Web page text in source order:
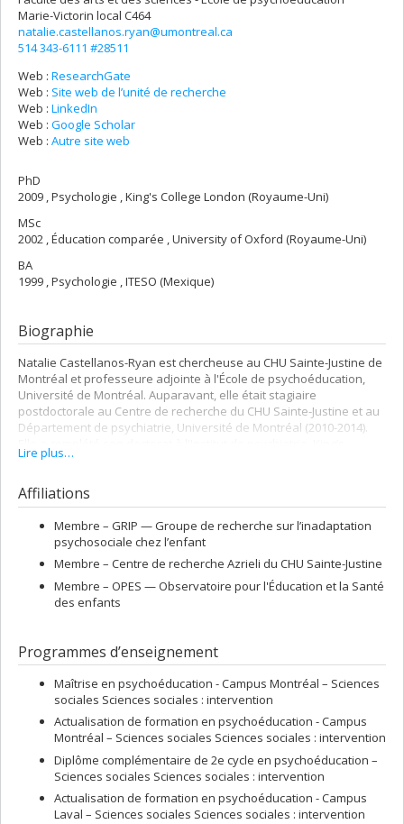
Marie-Victorin local C464
natalie.castellanos.ryan@umontreal.ca
514 343-6111 #28511
Web : ResearchGate
Web : Site web de l’unité de recherche
Web : LinkedIn
Web : Google Scholar
Web : Autre site web
PhD
2009 , Psychologie , King's College London (Royaume-Uni)
MSc
2002 , Éducation comparée , University of Oxford (Royaume-Uni)
BA
1999 , Psychologie , ITESO (Mexique)
Biographie
Natalie Castellanos-Ryan est chercheuse au CHU Sainte-Justine de
Montréal et professeure adjointe à l'École de psychoéducation,
Université de Montréal. Auparavant, elle était stagiaire
postdoctorale au Centre de recherche du CHU Sainte-Justine et au
Département de psychiatrie, Université de Montréal (2010-2014).
College London (2009), où une grande partie de son travail était
les facteurs de risque de la personnalité pour la prévention ou
l’intervention précoce de la consommation de drogues et d'autres
problèmes de comportement à l'adolescence.
Lire plus…
Affiliations
Membre – GRIP — Groupe de recherche sur l’inadaptation
psychosociale chez l’enfant
Membre – Centre de recherche Azrieli du CHU Sainte-Justine
Membre – OPES — Observatoire pour l'Éducation et la Santé
des enfants
Programmes d’enseignement
Maîtrise en psychoéducation - Campus Montréal – Sciences
sociales Sciences sociales : intervention
Actualisation de formation en psychoéducation - Campus
Montréal – Sciences sociales Sciences sociales : intervention
Diplôme complémentaire de 2e cycle en psychoéducation –
Sciences sociales Sciences sociales : intervention
Actualisation de formation en psychoéducation - Campus
Laval – Sciences sociales Sciences sociales : intervention